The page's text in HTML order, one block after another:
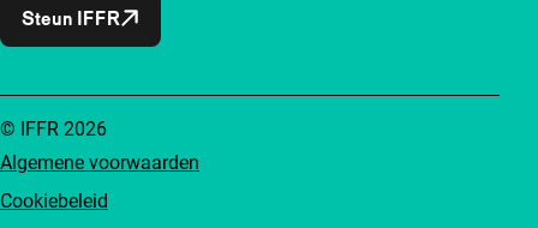
Steun IFFR
Algemene voorwaarden
Cookiebeleid
© IFFR 2026